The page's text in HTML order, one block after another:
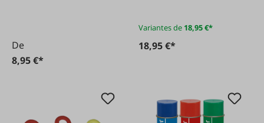
De
8,95 €*
Variantes de 18,95 €*
18,95 €*